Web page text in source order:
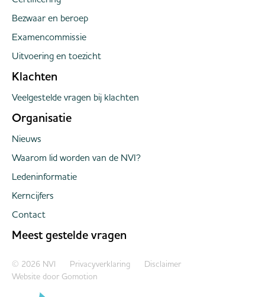
Bezwaar en beroep
Examencommissie
Uitvoering en toezicht
Klachten
Veelgestelde vragen bij klachten
Organisatie
Nieuws
Waarom lid worden van de NVI?
Ledeninformatie
Kerncijfers
Contact
Meest gestelde vragen
Copyright navigation
© 2026 NVI Privacyverklaring
Disclaimer
Website door Gomotion